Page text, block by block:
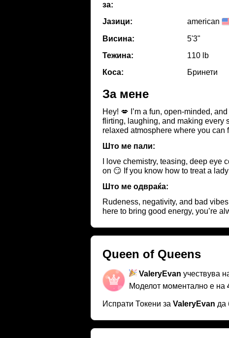
за:
Јазици: american
Висина:
5'3"
Тежина:
110 lb
Коса:
Бринети
За мене
Hey! 💋 I’m a fun, open-minded,
flirting, laughing, and making every second we spend
relaxed atmosphere where you can
Што ме пали:
I love chemistry, teasing, deep
on 😏 If you know how to treat a
Што ме одвраќа:
Rudeness, negativity, and bad
here to bring good energy, you’re
Queen of Queens
ValeryEvan учествува
Моделот моментално е на
Испрати Токени за ValeryEvan да